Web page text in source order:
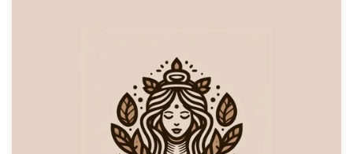
Manual de identidade da marca
Pesquisar todas as categorias